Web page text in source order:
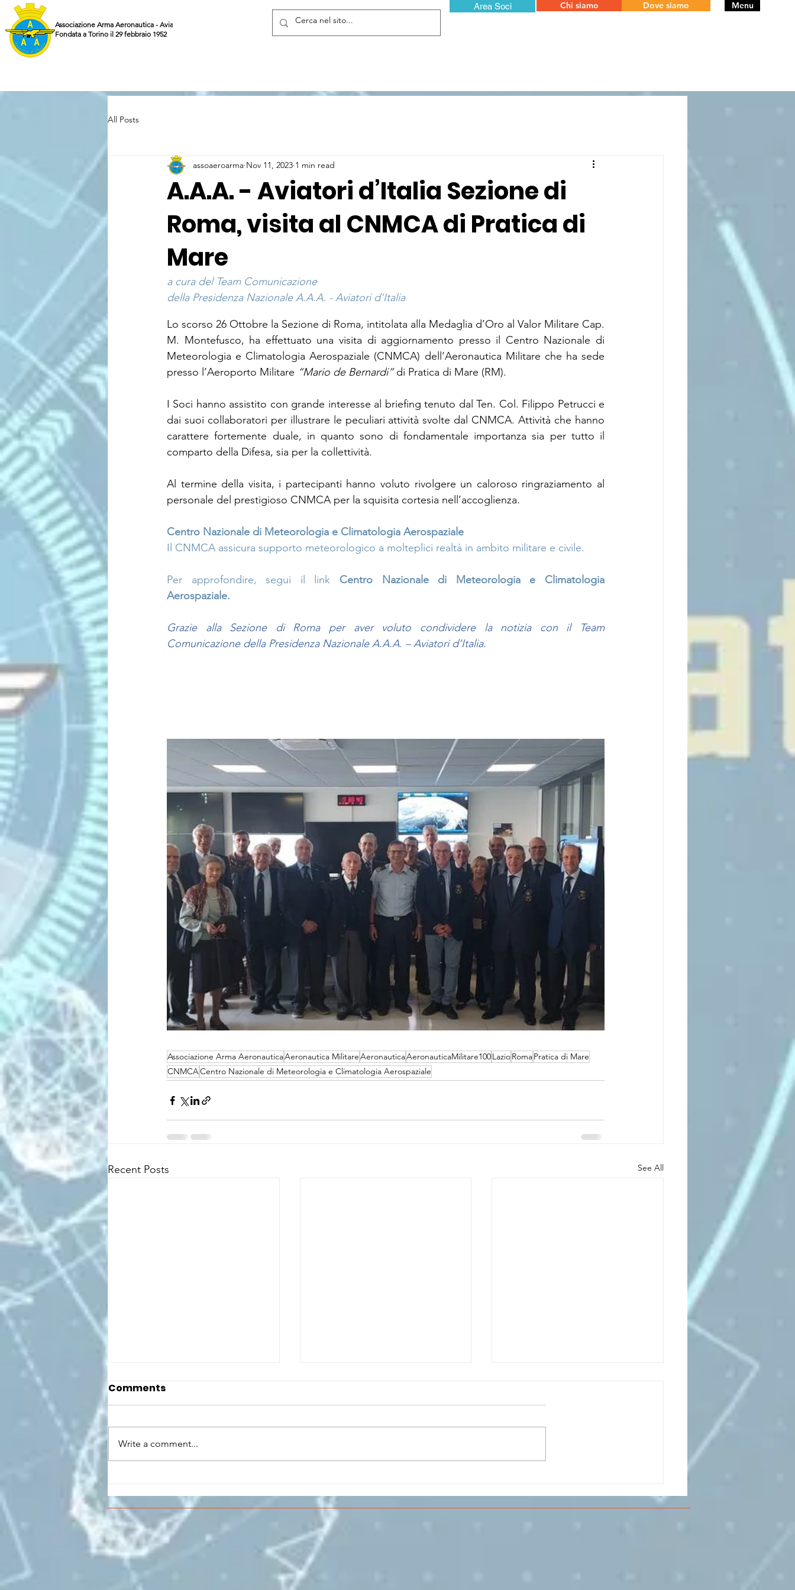
Associazione Arma Aeronautica - Aviatori d'Italia ETS
Fondata a Torino il 29 febbraio 1952
Area Soci Chi siamo Dove siamo Menu
All Posts
A.A.A. - Aviatori d’Italia Sezione di
Roma, visita al CNMCA di Pratica di
Mare
assoaeroarma Nov 11, 2023 1 min read
a cura del Team Comunicazione
della Presidenza Nazionale A.A.A. - Aviatori d’Italia
Lo scorso 26 Ottobre la Sezione di Roma, intitolata alla Medaglia d’Oro al Valor Militare Cap.
M. Montefusco, ha effettuato una visita di aggiornamento presso il Centro Nazionale di
Meteorologia e Climatologia Aerospaziale (CNMCA) dell’Aeronautica Militare che ha sede
presso l’Aeroporto Militare “Mario de Bernardi” di Pratica di Mare (RM).
I Soci hanno assistito con grande interesse al briefing tenuto dal Ten. Col. Filippo Petrucci e
dai suoi collaboratori per illustrare le peculiari attività svolte dal CNMCA. Attività che hanno
carattere fortemente duale, in quanto sono di fondamentale importanza sia per tutto il
comparto della Difesa, sia per la collettività.
Al termine della visita, i partecipanti hanno voluto rivolgere un caloroso ringraziamento al
personale del prestigioso CNMCA per la squisita cortesia nell’accoglienza.
Centro Nazionale di Meteorologia e Climatologia Aerospaziale
Il CNMCA assicura supporto meteorologico a molteplici realtà in ambito militare e civile.
Per approfondire, segui il link Centro Nazionale di Meteorologia e Climatologia
Aerospaziale.
Grazie alla Sezione di Roma per aver voluto condividere la notizia con il Team
Comunicazione della Presidenza Nazionale A.A.A. – Aviatori d’Italia.
Associazione Arma AeronauticaAeronautica MilitareAeronauticaAeronauticaMilitare100LazioRomaPratica di Mare
CNMCACentro Nazionale di Meteorologia e Climatologia Aerospaziale
Recent Posts See All
PERCORSO DI
FORMAZIONE SCUOLA
LAVORO DEGLI STUDENTI
DEL “DE PINEDO-
COLONNA”
superiori per il concorso
sull'Aerospazio
PARLARE DI
SPERIMENTAZIONE DI
Comments
Write a comment...